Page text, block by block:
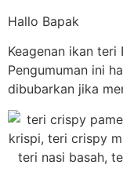
Hallo Bapak
Keagenan ikan teri
Pengumuman ini
dibubarkan jika